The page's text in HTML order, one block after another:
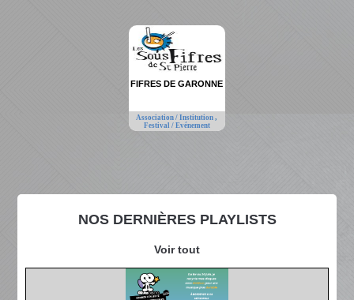
NOS DERNIÈRES PLAYLISTS
Voir tout
FIFRES DE GARONNE
Association / Institution,
Festival / Evénement